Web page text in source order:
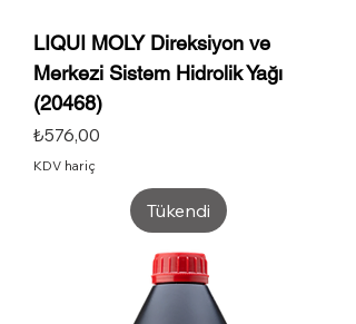
LIQUI MOLY Direksiyon ve
Merkezi Sistem Hidrolik Yağı
(20468)
Fiyat
₺576,00
KDV hariç
Tükendi